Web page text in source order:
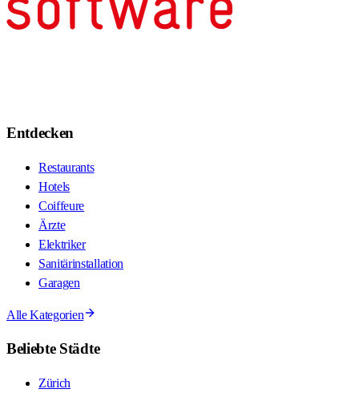
Entdecken
Restaurants
Hotels
Coiffeure
Ärzte
Elektriker
Sanitärinstallation
Garagen
Alle Kategorien
Beliebte Städte
Zürich